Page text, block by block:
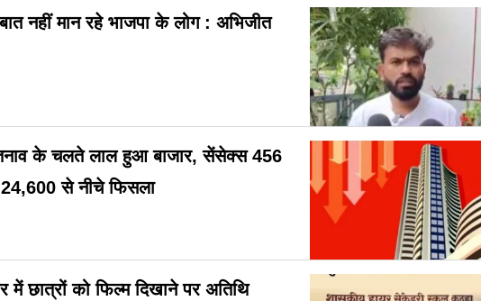
नहीं मान रहे भाजपा के लोग : अभिजीत
तनाव के चलते लाल हुआ बाजार, सेंसेक्स 456
24,600 से नीचे फिसला
में छात्रों को फिल्म दिखाने पर अतिथि